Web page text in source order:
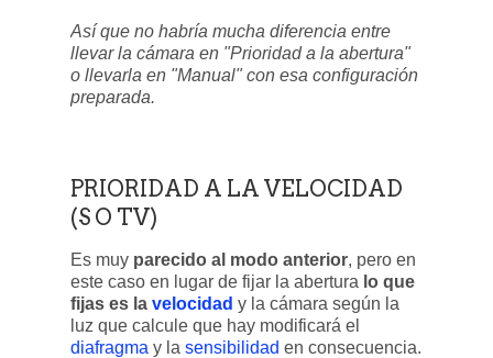
Así que no habría mucha diferencia entre
llevar la cámara en "Prioridad a la abertura"
o llevarla en "Manual" con esa configuración
preparada.
PRIORIDAD A LA VELOCIDAD
(S O TV)
Es muy parecido al modo anterior, pero en
este caso en lugar de fijar la abertura lo que
fijas es la velocidad y la cámara según la
luz que calcule que hay modificará el
diafragma y la sensibilidad en consecuencia.